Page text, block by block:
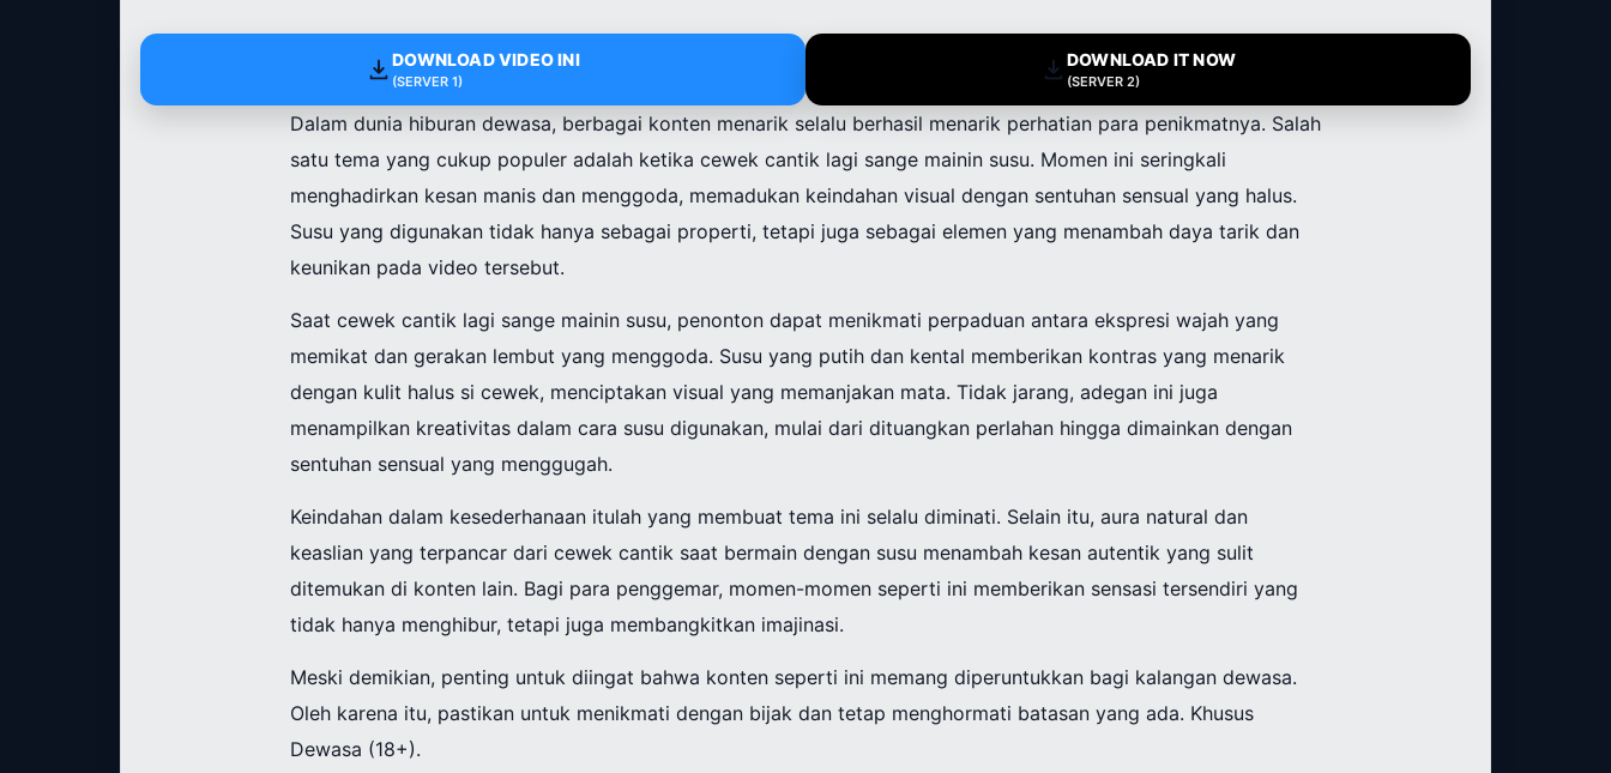
DOWNLOAD VIDEO INI
(SERVER 1)
DOWNLOAD IT NOW
(SERVER 2)
Dalam dunia hiburan dewasa, berbagai konten menarik selalu berhasil menarik perhatian para penikmatnya. Salah
satu tema yang cukup populer adalah ketika cewek cantik lagi sange mainin susu. Momen ini seringkali
menghadirkan kesan manis dan menggoda, memadukan keindahan visual dengan sentuhan sensual yang halus.
Susu yang digunakan tidak hanya sebagai properti, tetapi juga sebagai elemen yang menambah daya tarik dan
keunikan pada video tersebut.
Saat cewek cantik lagi sange mainin susu, penonton dapat menikmati perpaduan antara ekspresi wajah yang
memikat dan gerakan lembut yang menggoda. Susu yang putih dan kental memberikan kontras yang menarik
dengan kulit halus si cewek, menciptakan visual yang memanjakan mata. Tidak jarang, adegan ini juga
menampilkan kreativitas dalam cara susu digunakan, mulai dari dituangkan perlahan hingga dimainkan dengan
sentuhan sensual yang menggugah.
Keindahan dalam kesederhanaan itulah yang membuat tema ini selalu diminati. Selain itu, aura natural dan
keaslian yang terpancar dari cewek cantik saat bermain dengan susu menambah kesan autentik yang sulit
ditemukan di konten lain. Bagi para penggemar, momen-momen seperti ini memberikan sensasi tersendiri yang
tidak hanya menghibur, tetapi juga membangkitkan imajinasi.
Meski demikian, penting untuk diingat bahwa konten seperti ini memang diperuntukkan bagi kalangan dewasa.
Oleh karena itu, pastikan untuk menikmati dengan bijak dan tetap menghormati batasan yang ada. Khusus
Dewasa (18+).